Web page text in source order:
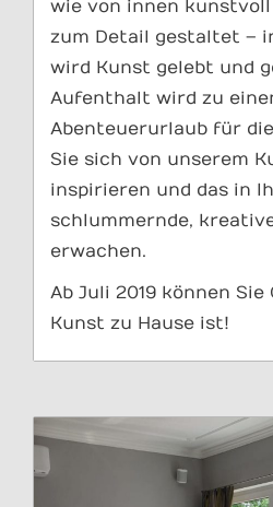
wie von innen
zum Detail gestaltet –
wird Kunst gelebt und
Aufenthalt wird zu
Abenteuerurlaub für
Sie sich von unserem
inspirieren und das in
schlummernde,
erwachen.
Ab Juli 2019 können Sie
Kunst zu Hause ist!